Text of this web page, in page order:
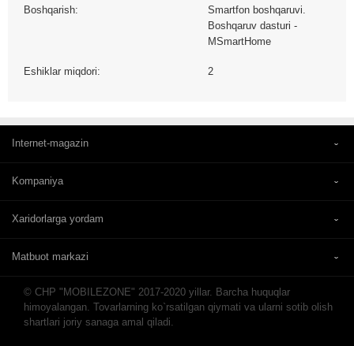
Boshqarish:
Smartfon boshqaruvi.
Boshqaruv dasturi -
MSmartHome
Eshiklar miqdori: 2
Internet-magazin
Kompaniya
Xaridorlarga yordam
Matbuot markazi
© CHP "MOBILEZONE" 2017-2020 yillar. Barcha huquqlar
himoyalangan. Tovarlarning ko`rsatilgan qiymati va ularni sotib olish
shartlari joriy sanaga amal qiladi.